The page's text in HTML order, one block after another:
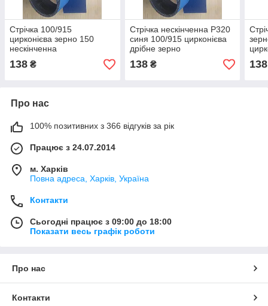
Стрічка 100/915
цирконієва зерно 150
нескінченна
138 ₴
Стрічка нескінченна P320
синя 100/915 цирконієва
дрібне зерно
138₴ 138
Про нас
100% позитивних з 366 відгуків за рік
Працює з 24.07.2014
м. Харків
Повна адреса, Харків, Україна
Контакти
Сьогодні працює з 09:00 до 18:00
Показати весь графік роботи
Про нас
Контакти